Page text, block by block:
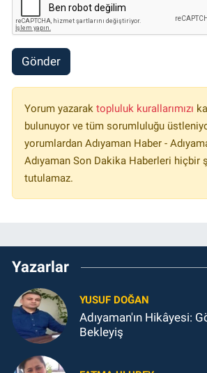
Gönder
Yorum yazarak topluluk kurallarımızı
bulunuyor ve tüm sorumluluğu
yorumlardan Adıyaman Haber -
Adıyaman Son Dakika Haberleri hiçbir
tutulamaz.
Yazarlar
YUSUF DOĞAN
Adıyaman'ın Hikâyesi:
Bekleyiş